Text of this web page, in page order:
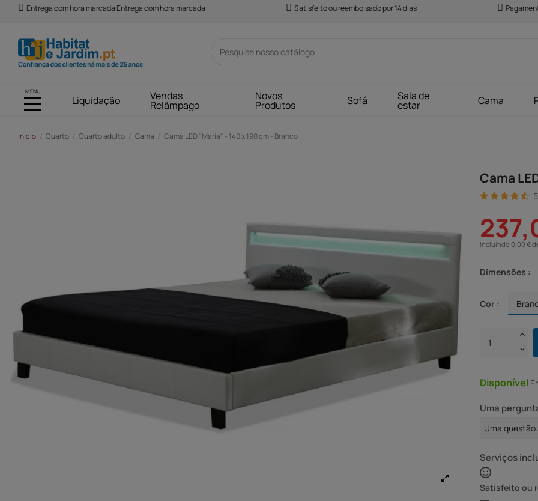
Entrega com hora marcada Entrega com hora marcada Satisfeito ou reembolsado por 14 dias
MENU
Liquidação Vendas
Relâmpago
Novos
Produtos Sofá Sala de
estar Cama
Início Quarto Quarto adulto Cama Cama LED "Maria" - 140 x 190 cm - Branco
Cama
Incluindo 0,00 €
Dimensões :
Cor :
Disponível
Uma
Uma
Serviços
Satisfeito ou